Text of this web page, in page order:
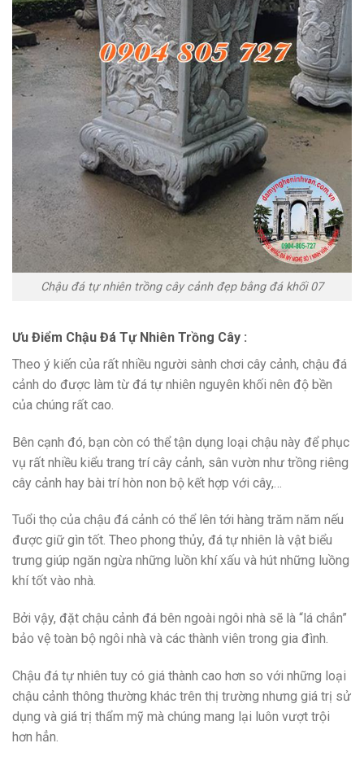
Chậu đá tự nhiên trồng cây cảnh đẹp bằng đá khối 07
Ưu Điểm Chậu Đá Tự Nhiên Trồng Cây :
Theo ý kiến của rất nhiều người sành chơi cây cảnh, chậu đá
cảnh do được làm từ đá tự nhiên nguyên khối nên độ bền
của chúng rất cao.
Bên cạnh đó, bạn còn có thể tận dụng loại chậu này để phục
vụ rất nhiều kiểu trang trí cây cảnh, sân vườn như trồng riêng
cây cảnh hay bài trí hòn non bộ kết hợp với cây,…
Tuổi thọ của chậu đá cảnh có thể lên tới hàng trăm năm nếu
được giữ gìn tốt. Theo phong thủy, đá tự nhiên là vật biểu
trưng giúp ngăn ngừa những luồn khí xấu và hút những luồng
khí tốt vào nhà.
Bởi vậy, đặt chậu cảnh đá bên ngoài ngôi nhà sẽ là “lá chắn”
bảo vệ toàn bộ ngôi nhà và các thành viên trong gia đình.
Chậu đá tự nhiên tuy có giá thành cao hơn so với những loại
chậu cảnh thông thường khác trên thị trường nhưng giá trị sử
dụng và giá trị thẩm mỹ mà chúng mang lại luôn vượt trội
hơn hẳn.